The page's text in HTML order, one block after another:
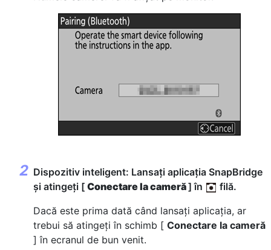
Dispozitiv inteligent: Lansați aplicația SnapBridge
și atingeți [ Conectare la cameră] în
filă.
Dacă este prima dată când lansați aplicația, ar
trebui să atingeți în schimb [ Conectare la cameră
] în ecranul de bun venit.